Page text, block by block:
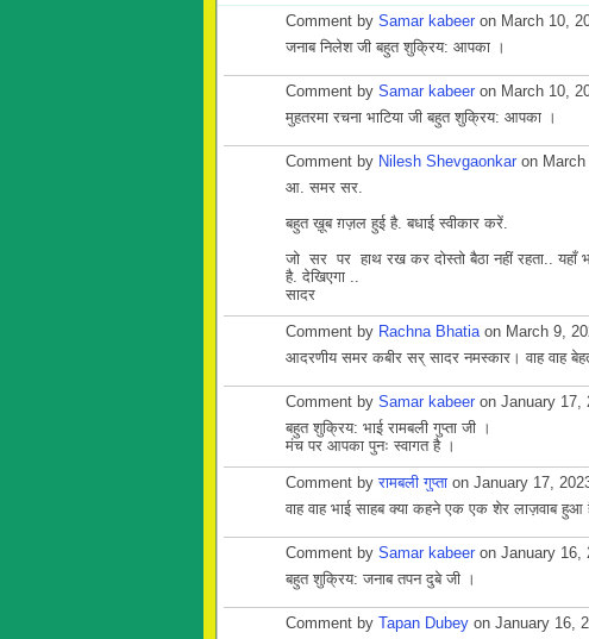
Comment by Samar kabeer on March 10,
जनाब निलेश जी बहुत शुक्रिय: आपका ।
Comment by Samar kabeer on March 10,
मुहतरमा रचना भाटिया जी बहुत शुक्रिय: आपका ।
Comment by Nilesh Shevgaonkar on
आ. समर सर.
बहुत ख़ूब ग़ज़ल हुई है. बधाई स्वीकार करें.
जो सर पर हाथ रख कर दोस्तो बैठा नहीं रहता..
है. देखिएगा ..
सादर
Comment by Rachna Bhatiaon March 9,
आदरणीय समर कबीर सर् सादर नमस्कार। वाह वाह
Comment by Samar kabeer on January 17,
बहुत शुक्रिय: भाई रामबली गुप्ता जी ।
मंच पर आपका पुनः स्वागत है ।
Comment byरामबली गुप्ता on January 17,
वाह वाह भाई साहब क्या कहने एक एक शेर लाज़वाब हुआ
Comment by Samar kabeer on January 16,
बहुत शुक्रिय: जनाब तपन दुबे जी ।
Comment by Tapan Dubey on January 16,